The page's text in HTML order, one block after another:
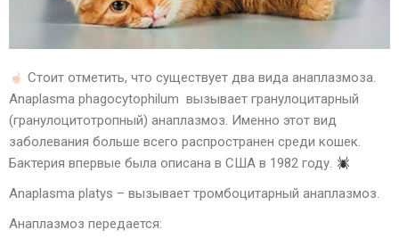
Стоит отметить, что существует два вида анаплазмоза.
Anaplasma phagocytophilum вызывает гранулоцитарный
(гранулоцитотропный) анаплазмоз. Именно этот вид
заболевания больше всего распространен среди кошек.
Бактерия впервые была описана в США в 1982 году.
Anaplasma platys – вызывает тромбоцитарный анаплазмоз.
Анаплазмоз передается: